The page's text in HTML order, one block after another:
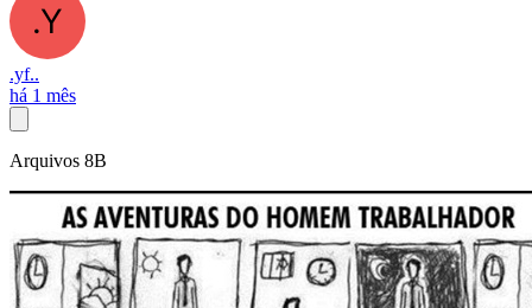
.yf..
há 1 mês
Arquivos 8B